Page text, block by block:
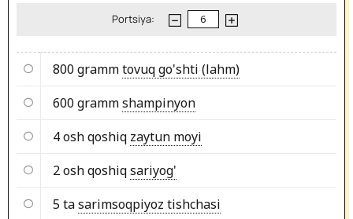
Portsiya:
800 grammtovuq go'shti (lahm)
600 grammshampinyon
4 osh qoshiq zaytun moyi
2 osh qoshiqsariyog'
5 tasarimsoqpiyoz tishchasi